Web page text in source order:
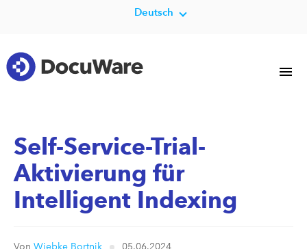
Deutsch
Self-Service-Trial-
Aktivierung für
Intelligent Indexing
Von Wiebke Bortnik 05.06.2024